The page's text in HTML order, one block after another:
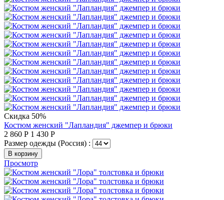
Скидка 50%
Костюм женский "Лапландия" джемпер и брюки
2 860 Р 1 430 Р
Размер одежды (Россия) :
В корзину
Просмотр